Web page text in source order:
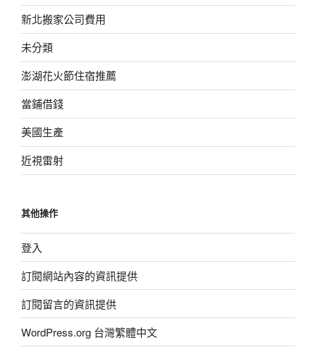
新北搬家公司費用
未分類
澎湖花火節住宿推薦
當鋪借錢
美國生產
近視雷射
其他操作
登入
訂閱網站內容的資訊提供
訂閱留言的資訊提供
WordPress.org 台灣繁體中文